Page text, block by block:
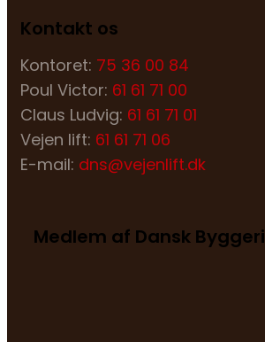
Kontakt os
Kontoret: 75 36 00 84
Poul Victor: 61 61 71 00
Claus Ludvig: 61 61 71 01
Vejen lift: 61 61 71 06
E-mail: dns@vejenlift.dk
Medlem af Dansk Byggeri